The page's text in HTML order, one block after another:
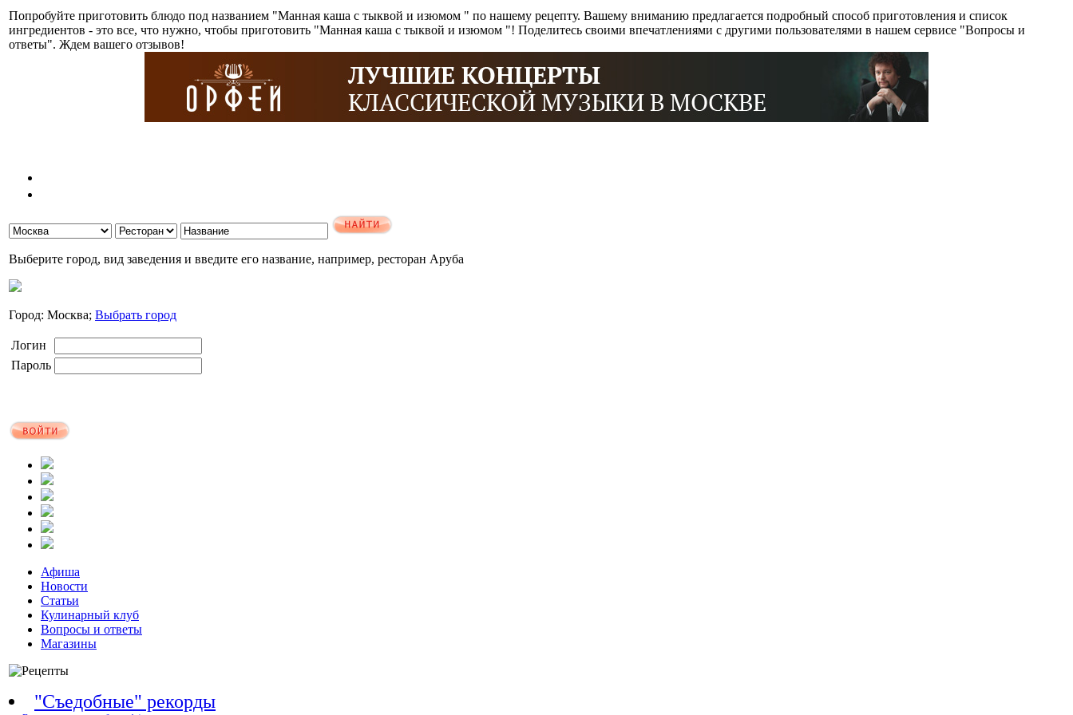
Попробуйте приготовить блюдо под названием "Манная каша с тыквой и изюмом " по нашему рецепту. Вашему вниманию предлагается подробный способ приготовления и список
ингредиентов - это все, что нужно, чтобы приготовить "Манная каша с тыквой и изюмом "! Поделитесь своими впечатлениями с другими пользователями в нашем сервисе "Вопросы и
ответы". Ждем вашего отзывов!
Выберите город, вид заведения и введите его название, например, ресторан Аруба
Город: Москва; Выбрать город
Логин
Пароль
Афиша
Новости
Статьи
Кулинарный клуб
Вопросы и ответы
Магазины
"Съедобные" рекорды